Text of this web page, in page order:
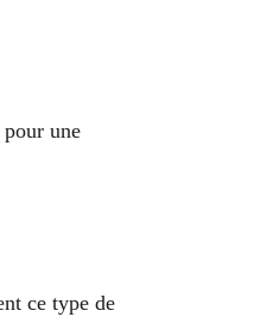
une
ce type de